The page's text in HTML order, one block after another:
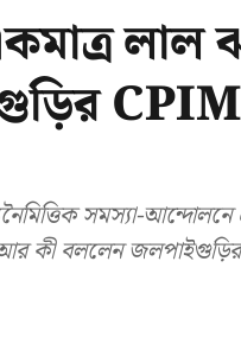
লাল
CPIM
সমস্যা-আন্দোলনে
কী বললেন জলপাইগুড়ির